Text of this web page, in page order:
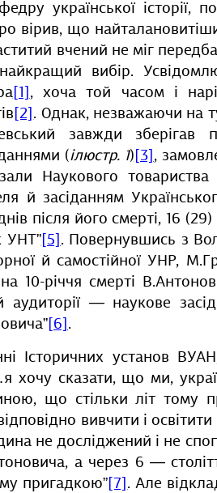
української історії,
вірив, що
вчений не міг
вибір.
[1] , хоча той часом і
[2] . Однак, незважаючи на
завжди зберігав
(ілюстр. 1) [3] ,
Наукового
й засіданням
після його смерті, 16
УНТ”[5] . Повернувшись з
й самостійної УНР,
10-річчя смерті
аудиторії — наукове
[6] .
Історичних установ
сказати, що ми,
що стільки літ
вивчити і
не досліджений і не
а через 6 —
пригадкою” [7] . Але